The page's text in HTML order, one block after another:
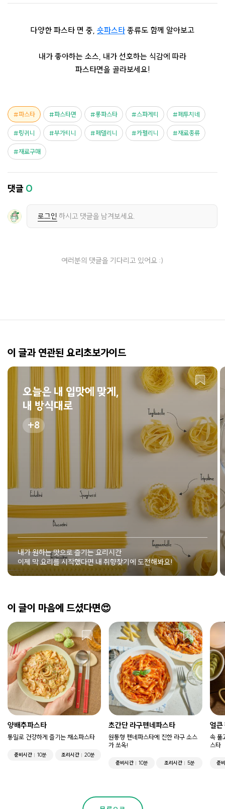
다양한 파스타 면 중, 숏파스타종류도 함께 알아보고
내가 좋아하는 소스, 내가 선호하는 식감에 따라
파스타면을 골라보세요!
파스타 파스타면 롱파스타 스파게티 페투치네
링귀니 부가티니 페델리니 카펠리니 재료종류
재료구매
댓글 0
로그인 하시고 댓글을 남겨보세요.
여러분의 댓글을 기다리고 있어요 :)
이 글과 연관된 요리초보가이드
오늘은 내 입맛에 맞게,
내 방식대로
8
내가 원하는 맛으로 즐기는 요리시간
이제 막 요리를 시작했다면 내 취향찾기에 도전해봐요!
이 글이 마음에 드셨다면😍
양배추파스타
통밀로 건강하게 즐기는 채소파스타
준비시간 10분 조리시간 20분
초간단 라구펜네파스타
원통형 펜네파스타에 진한 라구 소스
가 쏘옥!
준비시간 10분 조리시간 5분
얼큰
속 풀
스타
준